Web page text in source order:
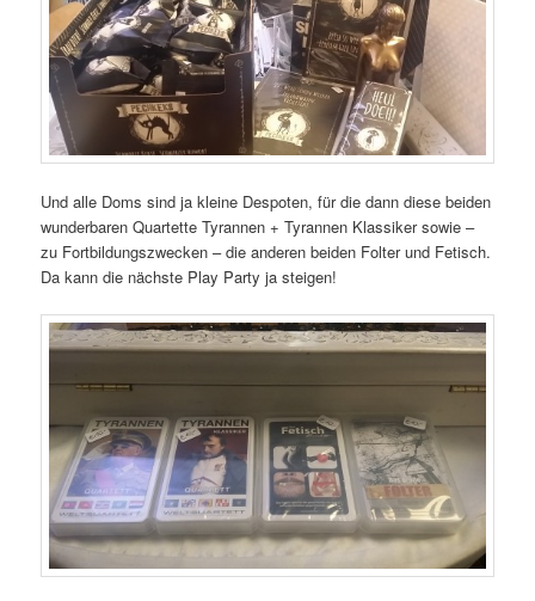
Und alle Doms sind ja kleine Despoten, für die dann diese beiden
wunderbaren Quartette Tyrannen + Tyrannen Klassiker sowie –
zu Fortbildungszwecken – die anderen beiden Folter und Fetisch.
Da kann die nächste Play Party ja steigen!